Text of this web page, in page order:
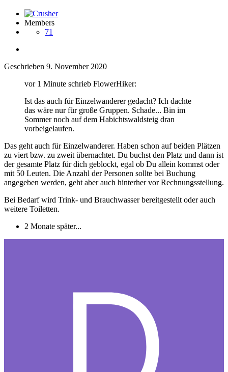
Members
71
Geschrieben 9. November 2020
vor 1 Minute schrieb FlowerHiker:
Ist das auch für Einzelwanderer gedacht? Ich dachte
das wäre nur für große Gruppen. Schade... Bin im
Sommer noch auf dem Habichtswaldsteig dran
vorbeigelaufen.
Das geht auch für Einzelwanderer. Haben schon auf beiden Plätzen
zu viert bzw. zu zweit übernachtet. Du buchst den Platz und dann ist
der gesamte Platz für dich geblockt, egal ob Du allein kommst oder
mit 50 Leuten. Die Anzahl der Personen sollte bei Buchung
angegeben werden, geht aber auch hinterher vor Rechnungsstellung.
Bei Bedarf wird Trink- und Brauchwasser bereitgestellt oder auch
weitere Toiletten.
2 Monate später...